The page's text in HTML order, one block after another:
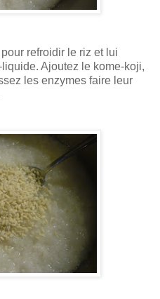
refroidir le riz et lui
Ajoutez le kome-koji,
les enzymes faire leur